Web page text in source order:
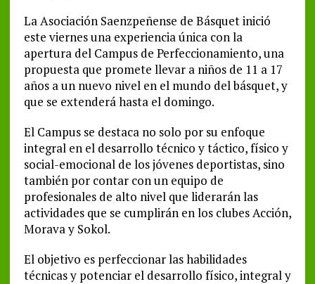
La Asociación Saenzpeñense de Básquet inició
este viernes una experiencia única con la
apertura del Campus de Perfeccionamiento, una
propuesta que promete llevar a niños de 11 a 17
años a un nuevo nivel en el mundo del básquet, y
que se extenderá hasta el domingo.
El Campus se destaca no solo por su enfoque
integral en el desarrollo técnico y táctico, físico y
social-emocional de los jóvenes deportistas, sino
también por contar con un equipo de
profesionales de alto nivel que liderarán las
actividades que se cumplirán en los clubes Acción,
Morava y Sokol.
El objetivo es perfeccionar las habilidades
técnicas y potenciar el desarrollo físico, integral y